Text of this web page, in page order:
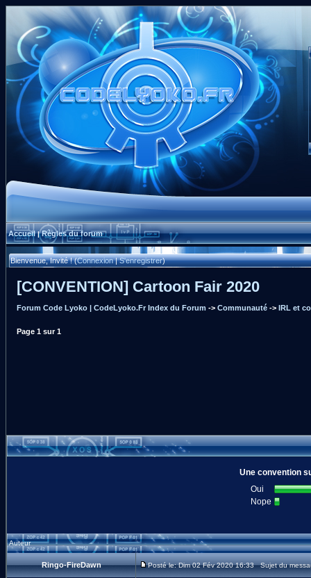
Accueil|Règles du forum
Bienvenue, Invité ! (Connexion|S'enregistrer)
[CONVENTION] Cartoon Fair 2020
Forum Code Lyoko | CodeLyoko.Fr Index du Forum -> Communauté-> IRL et
Page 1sur1
Une convention
Oui
Nope
Auteur
Ringo-FireDawn Posté le: Dim 02 Fév 2020 16:33 Sujet du